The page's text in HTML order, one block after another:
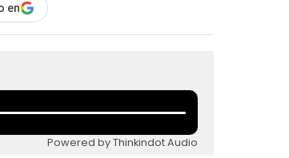
en
Powered by Thinkindot Audio